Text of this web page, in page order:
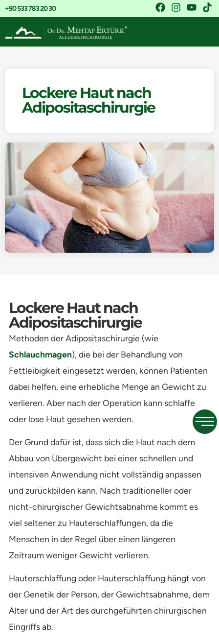
+90 533 783 20 30
Lockere Haut nach
Adipositaschirurgie
Lockere Haut nach
Adipositaschirurgie
Methoden der Adipositaschirurgie (wie
Schlauchmagen), die bei der Behandlung von
Fettleibigkeit eingesetzt werden, können Patienten
dabei helfen, eine erhebliche Menge an Gewicht zu
verlieren. Aber nach der Operation kann schlaffe
oder lose Haut gesehen werden.
Der Grund dafür ist, dass sich die Haut nach dem
Abbau von Übergewicht bei einer schnellen und
intensiven Anwendung nicht vollständig anpassen
und zurückbilden kann. Nach traditioneller oder
nicht-chirurgischer Gewichtsabnahme kommt es
viel seltener zu Hauterschlaffungen, da die
Menschen in der Regel über einen längeren
Zeitraum weniger Gewicht verlieren.
Hauterschlaffung oder Hauterschlaffung hängt von
der Genetik der Person, der Gewichtsabnahme, dem
Alter und der Art des durchgeführten chirurgischen
Eingriffs ab.